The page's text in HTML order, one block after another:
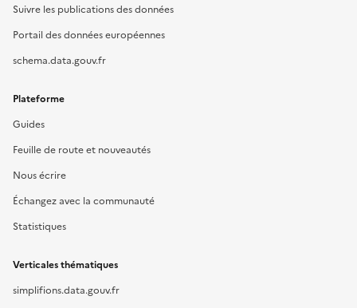
Suivre les publications des données
Portail des données européennes
schema.data.gouv.fr
Plateforme
Guides
Feuille de route et nouveautés
Nous écrire
Échangez avec la communauté
Statistiques
Verticales thématiques
simplifions.data.gouv.fr